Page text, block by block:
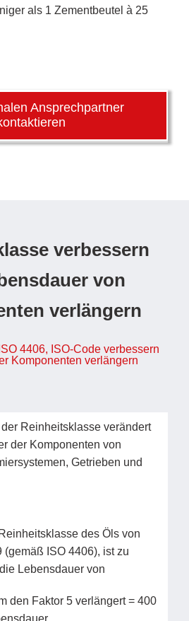
als 1 Zementbeutel à 25
Ansprechpartner
verbessern
von
verlängern
Reinheitsklasse verändert
der Komponenten von
Getrieben und
des Öls von
(gemäß ISO 4406), ist zu
Lebensdauer von
den Faktor 5 verlängert = 400